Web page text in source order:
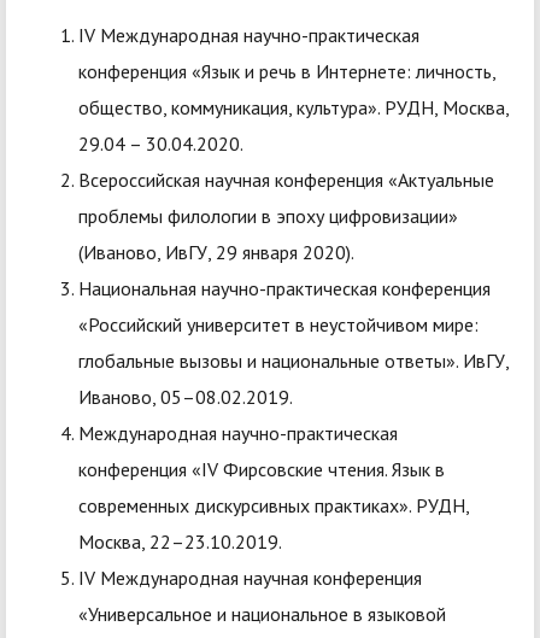
IV Международная научно-практическая
конференция «Язык и речь в Интернете: личность,
общество, коммуникация, культура». РУДН, Москва,
29.04 – 30.04.2020.
Всероссийская научная конференция «Актуальные
проблемы филологии в эпоху цифровизации»
(Иваново, ИвГУ, 29 января 2020).
Национальная научно-практическая конференция
«Российский университет в неустойчивом мире:
глобальные вызовы и национальные ответы». ИвГУ,
Иваново, 05–08.02.2019.
Международная научно-практическая
конференция «IV Фирсовские чтения. Язык в
современных дискурсивных практиках». РУДН,
Москва, 22–23.10.2019.
IV Международная научная конференция
«Универсальное и национальное в языковой